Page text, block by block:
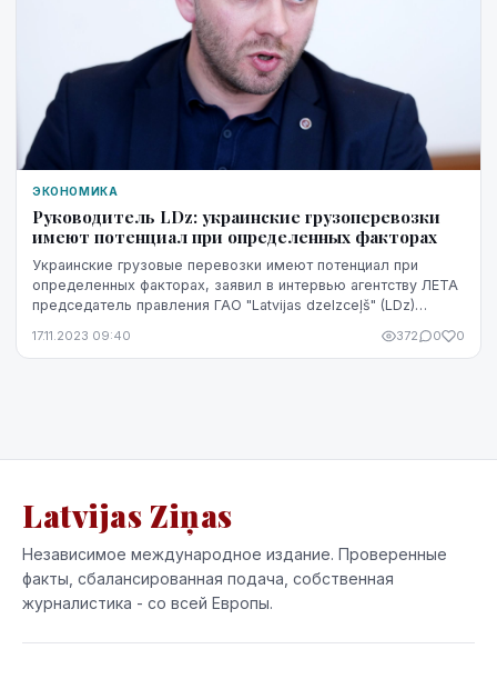
ЭКОНОМИКА
Руководитель LDz: украинские грузоперевозки
имеют потенциал при определенных факторах
Украинские грузовые перевозки имеют потенциал при
определенных факторах, заявил в интервью агентству ЛЕТА
председатель правления ГАО "Latvijas dzelzceļš" (LDz)
17.11.2023 09:40 372 0 0
Latvijas Ziņas
Независимое международное издание. Проверенные
факты, сбалансированная подача, собственная
журналистика - со всей Европы.